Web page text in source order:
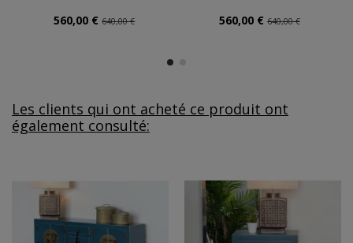
560,00 €640,00 € 560,00 € 640,00 €
Les clients qui ont acheté ce produit ont
également consulté: